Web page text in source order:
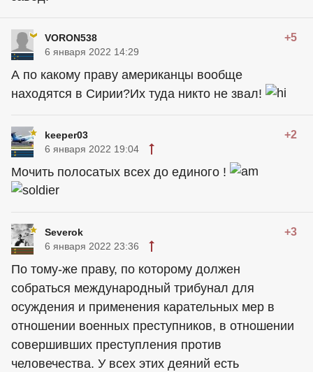
VORON538 +5
6 января 2022 14:29
А по какому праву американцы вообще
находятся в Сирии?Их туда никто не звал!
keeper03 +2
6 января 2022 19:04
Мочить полосатых всех до единого !
Severok +3
6 января 2022 23:36
По тому-же праву, по которому должен
собраться международный трибунал для
осуждения и применения карательных мер в
отношении военных преступников, в отношении
совершивших преступления против
человечества. У всех этих деяний есть